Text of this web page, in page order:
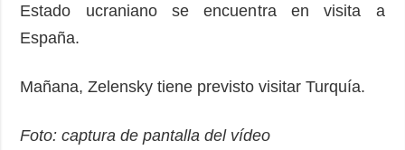
Estado ucraniano se encuentra en visita a
España.
Mañana, Zelensky tiene previsto visitar Turquía.
Foto: captura de pantalla del vídeo